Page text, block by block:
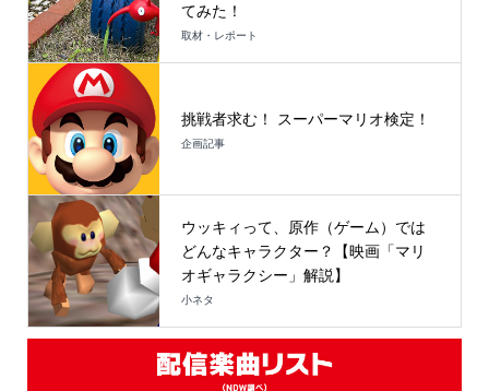
てみた！
取材・レポート
挑戦者求む！ スーパーマリオ検定！
企画記事
ウッキィって、原作（ゲーム）では
どんなキャラクター？【映画「マリ
オギャラクシー」解説】
小ネタ